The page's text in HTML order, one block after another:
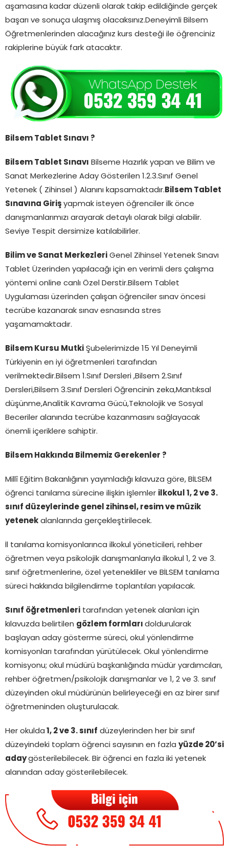
aşamasına kadar düzenli olarak takip edildiğinde gerçek
başarı ve sonuça ulaşmış olacaksınız.Deneyimli Bilsem
Öğretmenlerinden alacağınız kurs desteği ile öğrenciniz
rakiplerine büyük fark atacaktır.
Bilsem Tablet Sınavı ?
Bilsem Tablet Sınavı Bilseme Hazırlık yapan ve Bilim ve
Sanat Merkezlerine Aday Gösterilen 1.2.3.Sınıf Genel
Yetenek ( Zihinsel ) Alanını kapsamaktadır.Bilsem Tablet
Sınavına Giriş yapmak isteyen öğrenciler ilk önce
danışmanlarımızı arayarak detaylı olarak bilgi alabilir.
Seviye Tespit dersimize katılabilirler.
Bilim ve Sanat Merkezleri Genel Zihinsel Yetenek Sınavı
Tablet Üzerinden yapılacağı için en verimli ders çalışma
yöntemi online canlı Özel Derstir.Bilsem Tablet
Uygulaması üzerinden çalışan öğrenciler sınav öncesi
tecrübe kazanarak sınav esnasında stres
yaşamamaktadır.
Bilsem Kursu Mutki Şubelerimizde 15 Yıl Deneyimli
Türkiyenin en iyi öğretmenleri tarafından
verilmektedir.Bilsem 1.Sınıf Dersleri ,Bilsem 2.Sınıf
Dersleri,Bilsem 3.Sınıf Dersleri Öğrencinin zeka,Mantıksal
düşünme,Analitik Kavrama Gücü,Teknolojik ve Sosyal
Beceriler alanında tecrübe kazanmasını sağlayacak
önemli içeriklere sahiptir.
Bilsem Hakkında Bilmemiz Gerekenler ?
Millî Eğitim Bakanlığının yayımladığı kılavuza göre, BİLSEM
öğrenci tanılama sürecine ilişkin işlemler ilkokul 1, 2 ve 3.
sınıf düzeylerinde genel zihinsel, resim ve müzik
yetenek alanlarında gerçekleştirilecek.
İl tanılama komisyonlarınca ilkokul yöneticileri, rehber
öğretmen veya psikolojik danışmanlarıyla ilkokul 1, 2 ve 3.
sınıf öğretmenlerine, özel yetenekliler ve BİLSEM tanılama
süreci hakkında bilgilendirme toplantıları yapılacak.
Sınıf öğretmenleri tarafından yetenek alanları için
kılavuzda belirtilen gözlem formları doldurularak
başlayan aday gösterme süreci, okul yönlendirme
komisyonları tarafından yürütülecek. Okul yönlendirme
komisyonu; okul müdürü başkanlığında müdür yardımcıları,
rehber öğretmen/psikolojik danışmanlar ve 1, 2 ve 3. sınıf
düzeyinden okul müdürünün belirleyeceği en az birer sınıf
öğretmeninden oluşturulacak.
Her okulda 1, 2 ve 3. sınıf düzeylerinden her bir sınıf
düzeyindeki toplam öğrenci sayısının en fazla yüzde 20’si
adaygösterilebilecek. Bir öğrenci en fazla iki yetenek
alanından aday gösterilebilecek.